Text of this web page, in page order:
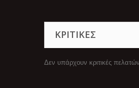
ΚΡΙΤΙΚΈΣ
Δεν υπάρχουν κριτικές